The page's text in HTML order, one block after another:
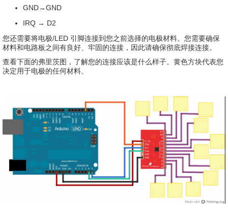
GND→GND
IRQ → D2
您还需要将电极/LED 引脚连接到您之前选择的电极材料。 您需要确保
材料和电路板之间有良好、牢固的连接，因此请确保彻底焊接连接。
查看下面的弗里茨图，了解您的连接应该是什么样子。 黄色方块代表您
决定用于电极的任何材料。